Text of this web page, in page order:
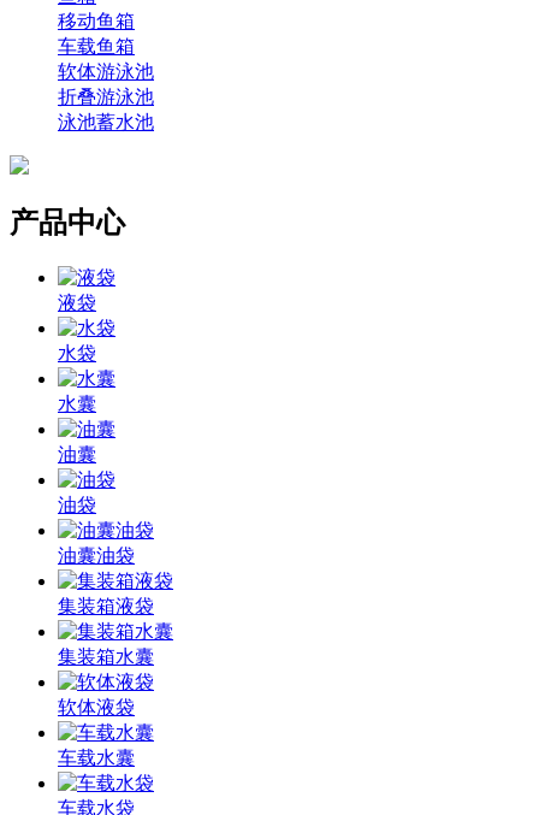
移动鱼箱
车载鱼箱
软体游泳池
折叠游泳池
泳池蓄水池
产品中心
液袋
水袋
水囊
油囊
油袋
油囊油袋
集装箱液袋
集装箱水囊
软体液袋
车载水囊
车载水袋